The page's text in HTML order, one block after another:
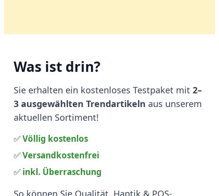
Was ist drin?
Sie erhalten ein kostenloses Testpaket mit 2–
3 ausgewählten Trendartikeln aus unserem
aktuellen Sortiment!
✅Völlig kostenlos
✅Versandkostenfrei
✅ inkl. Überraschung
So können Sie Qualität, Haptik & POS-